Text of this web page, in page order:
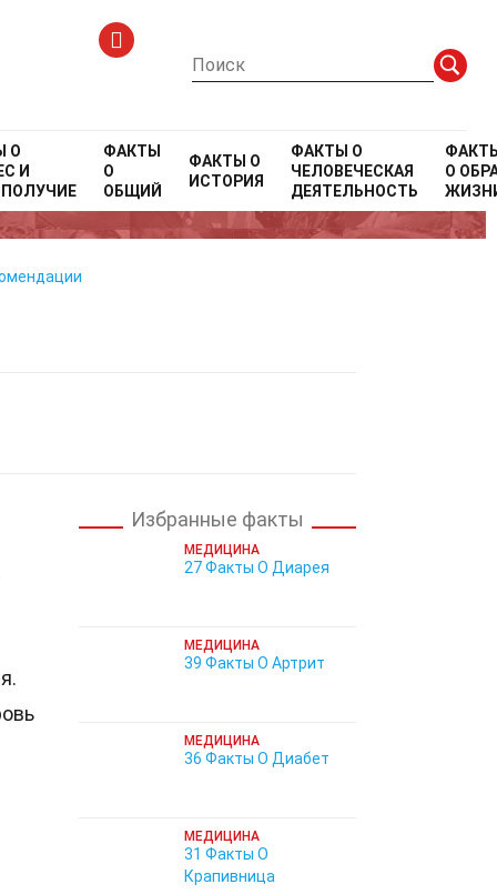
О
И
ФАКТЫ
О
ОБЩИЙ
ФАКТЫ О
ИСТОРИЯ
ФАКТЫ О
ЧЕЛОВЕЧЕСКАЯ
ДЕЯТЕЛЬНОСТЬ
О
Избранные факты
МЕДИЦИНА
27 Факты О Диарея
МЕДИЦИНА
39 Факты О Артрит
МЕДИЦИНА
36 Факты О Диабет
МЕДИЦИНА
31 Факты О
Крапивница